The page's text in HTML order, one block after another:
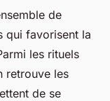
de
qui favorisent la
les rituels
retrouve les
de se